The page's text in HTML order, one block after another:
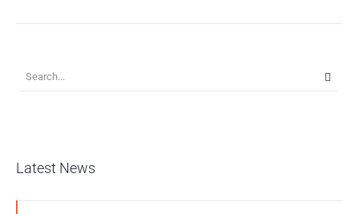
Latest News